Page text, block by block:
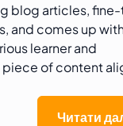
blog articles,
and comes up
learner and
piece of content
Читати